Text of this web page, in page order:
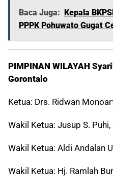
Baca Juga:
Kepala
PPPK Pohuwato Gugat
PIMPINAN WILAYAH
Gorontalo
Ketua: Drs. Ridwan
Wakil Ketua: Jusup S. Puhi,
Wakil Ketua: Aldi Andalan
Wakil Ketua: Hj. Ramlah